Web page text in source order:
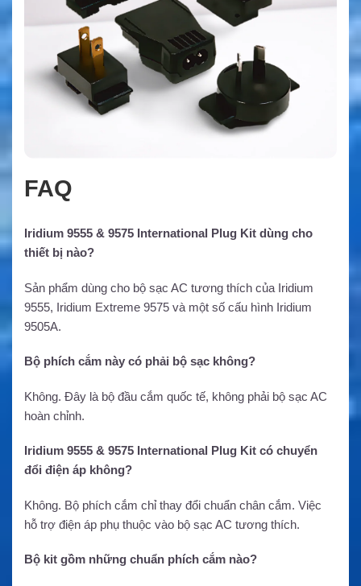
FAQ
Iridium 9555 & 9575 International Plug Kit dùng cho
thiết bị nào?
Sản phẩm dùng cho bộ sạc AC tương thích của Iridium
9555, Iridium Extreme 9575 và một số cấu hình Iridium
9505A.
Bộ phích cắm này có phải bộ sạc không?
Không. Đây là bộ đầu cắm quốc tế, không phải bộ sạc AC
hoàn chỉnh.
Iridium 9555 & 9575 International Plug Kit có chuyển
đổi điện áp không?
Không. Bộ phích cắm chỉ thay đổi chuẩn chân cắm. Việc
hỗ trợ điện áp phụ thuộc vào bộ sạc AC tương thích.
Bộ kit gồm những chuẩn phích cắm nào?